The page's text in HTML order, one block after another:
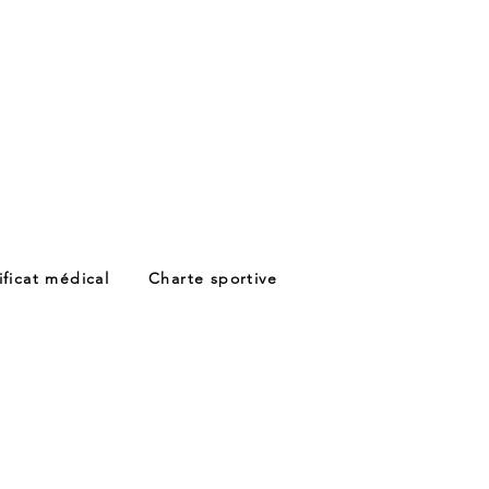
médical Charte sportive